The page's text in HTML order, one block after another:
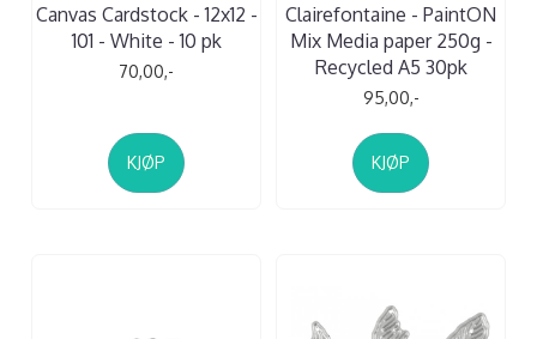
Canvas Cardstock - 12x12 -
101 - White - 10 pk
70,00,-
KJØP
Clairefontaine - PaintON
Mix Media paper 250g -
Recycled A5 30pk
95,00,-
KJØP